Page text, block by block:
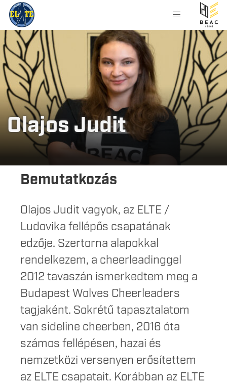
Olajos Judit
Bemutatkozás
Olajos Judit vagyok, az ELTE /
Ludovika fellépős csapatának
edzője. Szertorna alapokkal
rendelkezem, a cheerleadinggel
2012 tavaszán ismerkedtem meg a
Budapest Wolves Cheerleaders
tagjaként. Sokrétű tapasztalatom
van sideline cheerben, 2016 óta
számos fellépésen, hazai és
nemzetközi versenyen erősítettem
az ELTE csapatait. Korábban az ELTE